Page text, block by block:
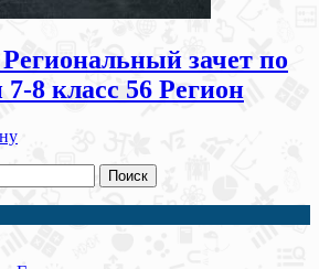
Региональный зачет по
7-8 класс 56 Регион